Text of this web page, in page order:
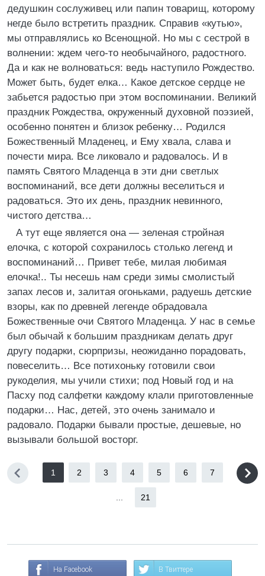
дедушкин сослуживец или папин товарищ, которому
негде было встретить праздник. Справив «кутью»,
мы отправлялись ко Всенощной. Но мы с сестрой в
волнении: ждем чего-то необычайного, радостного.
Да и как не волноваться: ведь наступило Рождество.
Может быть, будет елка… Какое детское сердце не
забьется радостью при этом воспоминании. Великий
праздник Рождества, окруженный духовной поэзией,
особенно понятен и близок ребенку… Родился
Божественный Младенец, и Ему хвала, слава и
почести мира. Все ликовало и радовалось. И в
память Святого Младенца в эти дни светлых
воспоминаний, все дети должны веселиться и
радоваться. Это их день, праздник невинного,
чистого детства…
А тут еще является она — зеленая стройная
елочка, с которой сохранилось столько легенд и
воспоминаний… Привет тебе, милая любимая
елочка!.. Ты несешь нам среди зимы смолистый
запах лесов и, залитая огоньками, радуешь детские
взоры, как по древней легенде обрадовала
Божественные очи Святого Младенца. У нас в семье
был обычай к большим праздникам делать друг
другу подарки, сюрпризы, неожиданно порадовать,
повеселить… Все потихоньку готовили свои
рукоделия, мы учили стихи; под Новый год и на
Пасху под салфетки каждому клали приготовленные
подарки… Нас, детей, это очень занимало и
радовало. Подарки бывали простые, дешевые, но
вызывали большой восторг.
1 2 3 4 5 6 7
21
На Facebook В Твиттере